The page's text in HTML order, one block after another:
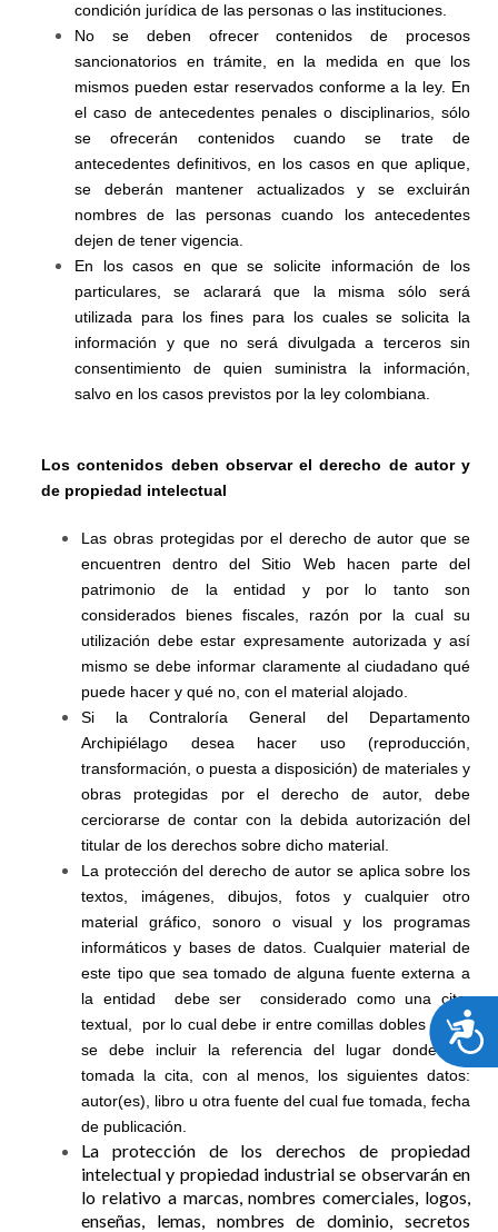
condición jurídica de las personas o las instituciones.
No se deben ofrecer contenidos de procesos
sancionatorios en trámite, en la medida en que los
mismos pueden estar reservados conforme a la ley. En
el caso de antecedentes penales o disciplinarios, sólo
se ofrecerán contenidos cuando se trate de
antecedentes definitivos, en los casos en que aplique,
se deberán mantener actualizados y se excluirán
nombres de las personas cuando los antecedentes
dejen de tener vigencia.
En los casos en que se solicite información de los
particulares, se aclarará que la misma sólo será
utilizada para los fines para los cuales se solicita la
información y que no será divulgada a terceros sin
consentimiento de quien suministra la información,
salvo en los casos previstos por la ley colombiana.
Los contenidos deben observar el derecho de autor y
de propiedad intelectual
Las obras protegidas por el derecho de autor que se
encuentren dentro del Sitio Web hacen parte del
patrimonio de la entidad y por lo tanto son
considerados bienes fiscales, razón por la cual su
utilización debe estar expresamente autorizada y así
mismo se debe informar claramente al ciudadano qué
puede hacer y qué no, con el material alojado.
Si la Contraloría General del Departamento
Archipiélago desea hacer uso (reproducción,
transformación, o puesta a disposición) de materiales y
obras protegidas por el derecho de autor, debe
cerciorarse de contar con la debida autorización del
titular de los derechos sobre dicho material.
La protección del derecho de autor se aplica sobre los
textos, imágenes, dibujos, fotos y cualquier otro
material gráfico, sonoro o visual y los programas
informáticos y bases de datos. Cualquier material de
este tipo que sea tomado de alguna fuente externa a
la entidad debe ser considerado como una cita
textual, por lo cual debe ir entre comillas dobles (“ “) y
se debe incluir la referencia del lugar donde fue
tomada la cita, con al menos, los siguientes datos:
autor(es), libro u otra fuente del cual fue tomada, fecha
de publicación.
La protección de los derechos de propiedad
intelectual y propiedad industrial se observarán en
lo relativo a marcas, nombres comerciales, logos,
enseñas, lemas, nombres de dominio, secretos